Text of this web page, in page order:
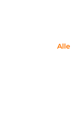
Alle